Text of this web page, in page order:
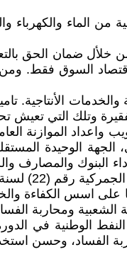
من الماء
خلأل ضمان الحق
السوق فقط.
الأنتاجية.
وتلك التي تعيش
الموازنة
الوحيدة
البنوك والمصارف
(22) لسنة 2010.
على اسس الكفاءة
الشعبية ومحاربة
الوطنية في
الفساد، وحسن